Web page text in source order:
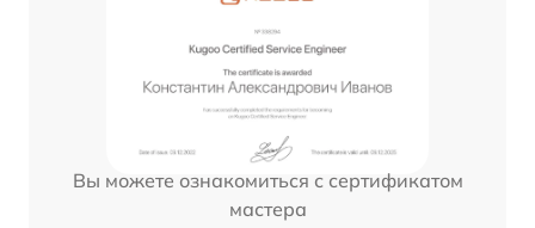
Вы можете ознакомиться с сертификатом
мастера